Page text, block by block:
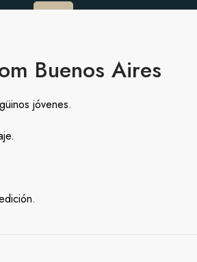
Buenos Aires
jóvenes.